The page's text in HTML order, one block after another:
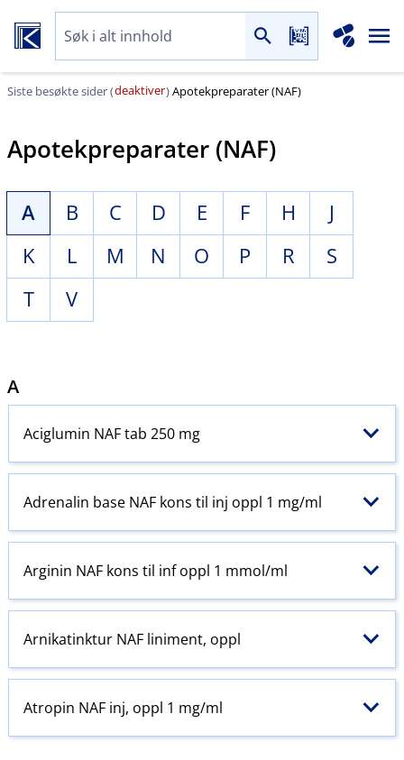
Siste besøkte sider (deaktiver)Apotekpreparater (NAF)
Apotekpreparater (NAF)
A B C D E F H
J
K
L M N O P R
S
T
V
A
Aciglumin NAF tab 250 mg
Adrenalin base NAF kons til inj oppl 1 mg/ml
Arginin NAF kons til inf oppl 1 mmol/ml
Arnikatinktur NAF liniment, oppl
Atropin NAF inj, oppl 1 mg/ml